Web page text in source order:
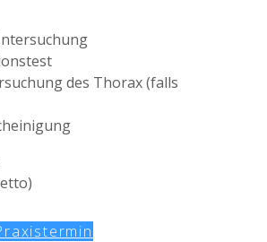
des Thorax (falls